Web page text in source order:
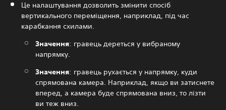
Це налаштування дозволить змінити спосіб
вертикального переміщення, наприклад, під час
карабкання схилами.
Значення: гравець дереться у вибраному
напрямку.
Значення: гравець рухається у напрямку, куди
спрямована камера. Наприклад, якщо ви затиснете
вперед, а камера буде спрямована вниз, то лізти
ви теж вниз.